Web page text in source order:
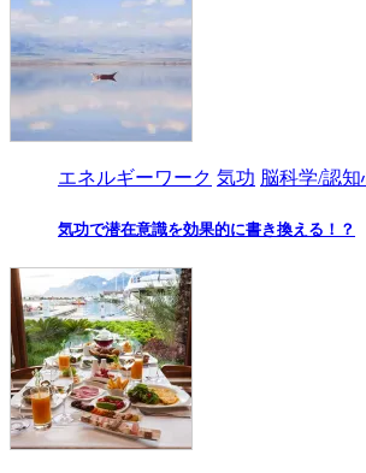
エネルギーワーク 気功 脳科学/認
気功で潜在意識を効果的に書き換える！？